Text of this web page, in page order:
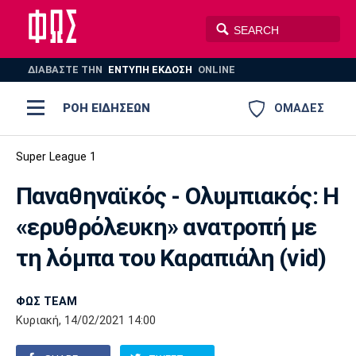
ΔΙΑΒΑΣΤΕ THN ΕΝΤΥΠΗ ΕΚΔΟΣΗ ONLINE
ΟΜΑΔΕΣ
ΡΟΗ ΕΙΔΗΣΕΩΝ
ΠΟΔΟΣΦΑΙΡΟ
ΒΟΛΕΪ ΣΠΟΡ
AUTO-MOTO PLUS
Ποδόσφαιρο
Super League 1
Super League 2
Γ Εθνική
Ελλάδα
Μπάσκετ
Ελλάδα
Εθνική
EuroLeague
Ολυμπιακοί Αγώνες
Βόλεϊ
Πόλο
Ολυμπιακός ΑΕΚ ΠΑΟΚ
Παναθηναϊκός Ατρόμητος
Super League 1
Παναθηναϊκός - Ολυμπιακός: Η
«ερυθρόλευκη» ανατροπή με
τη λόμπα του Καραπιάλη (vid)
ΦΩΣ TEAM
Κυριακή, 14/02/2021 14:00